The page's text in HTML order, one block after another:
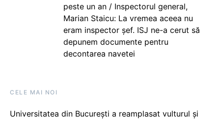
peste un an / Inspectorul general,
Marian Staicu: La vremea aceea nu
eram inspector șef. ISJ ne-a cerut să
depunem documente pentru
decontarea navetei
CELE MAI NOI
Universitatea din București a reamplasat vulturul și